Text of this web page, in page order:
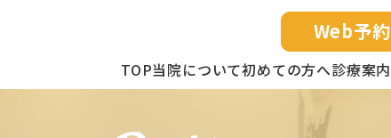
TOP当院について初めての方へ診療案内
Web予約